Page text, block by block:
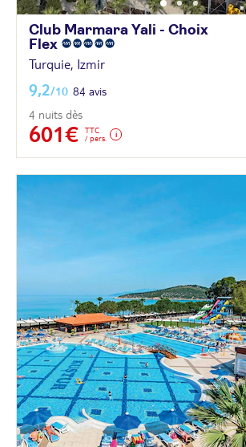
Club Marmara Yali - Choix
Flex
Turquie, Izmir
9,2/10 84 avis
4 nuits dès
601€
TTC
/ pers.